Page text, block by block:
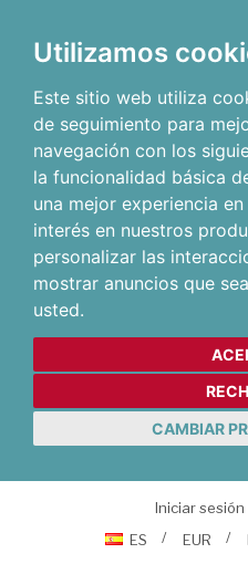
Utilizamos
Este sitio web utiliza
de seguimiento para
navegación con los
la funcionalidad básica
una mejor experiencia
interés en nuestros
personalizar las
mostrar anuncios que
usted.
CAMBIAR
Iniciar sesión
ES
EUR